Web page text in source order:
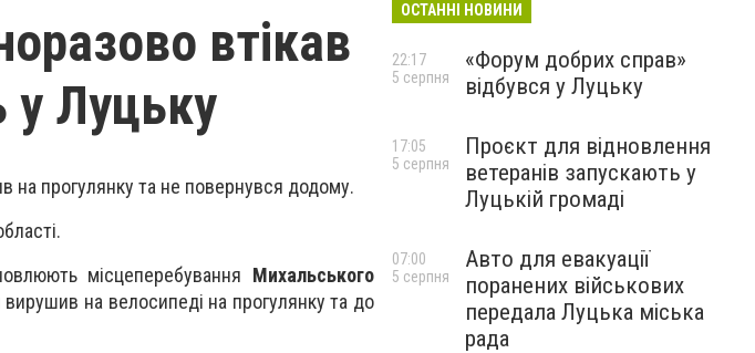
втікав
Луцьку
на прогулянку та не повернувся додому.
місцеперебування Михальського
на велосипеді на прогулянку та до
ОСТАННІ НОВИНИ
«Форум добрих справ»
відбувся у Луцьку
22:17
5 серпня
Проєкт для відновлення
ветеранів запускають у
Луцькій громаді
17:05
5 серпня
Авто для евакуації
поранених військових
передала Луцька міська
рада
07:00
5 серпня